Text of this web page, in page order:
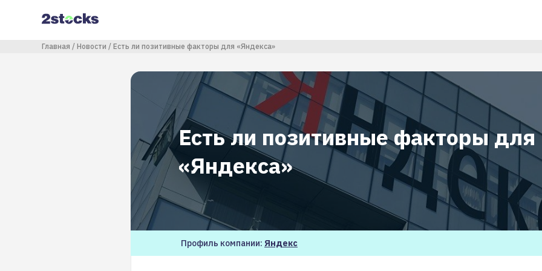
содержанию
Строка навигации
Главная Новости Есть ли позитивные факторы для «Яндекса»
Есть ли позитивные факторы для
«Яндекса»
Профиль компании: Яндекс